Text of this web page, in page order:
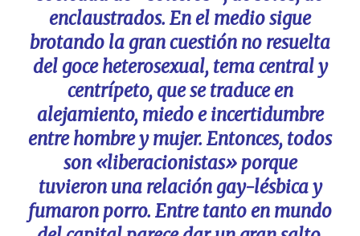
enclaustrados. En el medio sigue
brotando la gran cuestión no resuelta
del goce heterosexual, tema central y
centrípeto, que se traduce en
alejamiento, miedo e incertidumbre
entre hombre y mujer. Entonces, todos
son «liberacionistas» porque
tuvieron una relación gay-lésbica y
fumaron porro. Entre tanto en mundo